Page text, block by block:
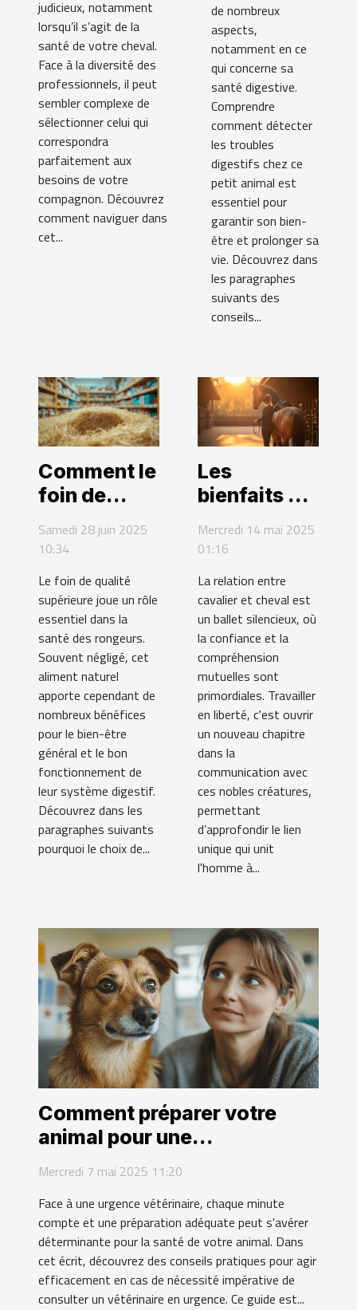
judicieux, notamment
lorsqu’il s’agit de la
santé de votre cheval.
Face à la diversité des
professionnels, il peut
sembler complexe de
sélectionner celui qui
correspondra
parfaitement aux
besoins de votre
compagnon. Découvrez
comment naviguer dans
cet...
de nombreux
aspects,
notamment en ce
qui concerne sa
santé digestive.
Comprendre
comment détecter
les troubles
digestifs chez ce
petit animal est
essentiel pour
garantir son bien-
être et prolonger sa
vie. Découvrez dans
les paragraphes
suivants des
conseils...
Comment le
foin de
qualité
supérieure
santé des
rongeurs ?
Samedi 28 juin 2025
10:34
Le foin de qualité
supérieure joue un rôle
essentiel dans la
santé des rongeurs.
Souvent négligé, cet
aliment naturel
apporte cependant de
nombreux bénéfices
pour le bien-être
général et le bon
fonctionnement de
leur système digestif.
Découvrez dans les
paragraphes suivants
pourquoi le choix de...
Les
bienfaits du
travail en
liberté pour
complicité
cavalier-
cheval
Mercredi 14 mai 2025
01:16
La relation entre
cavalier et cheval est
un ballet silencieux, où
la confiance et la
compréhension
mutuelles sont
primordiales. Travailler
en liberté, c'est ouvrir
un nouveau chapitre
dans la
communication avec
ces nobles créatures,
permettant
d’approfondir le lien
unique qui unit
l'homme à...
Comment préparer votre
animal pour une
consultation d'urgence
vétérinaire
Mercredi 7 mai 2025 11:20
Face à une urgence vétérinaire, chaque minute
compte et une préparation adéquate peut s'avérer
déterminante pour la santé de votre animal. Dans
cet écrit, découvrez des conseils pratiques pour agir
efficacement en cas de nécessité impérative de
consulter un vétérinaire en urgence. Ce guide est...